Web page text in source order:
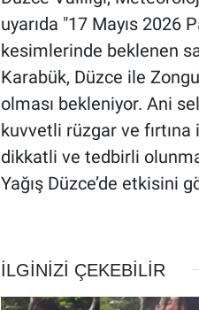
uyarıda "17 Mayıs 2026
kesimlerinde beklenen
Karabük, Düzce ile
olması bekleniyor. Ani sel,
kuvvetli rüzgar ve
dikkatli ve tedbirli
Yağış Düzce’de etkisini